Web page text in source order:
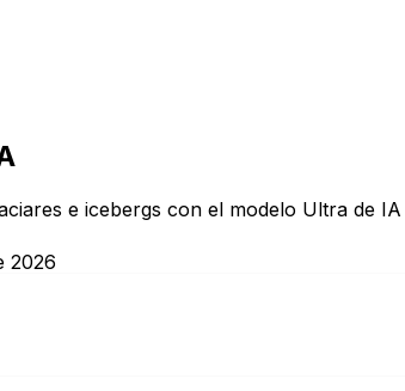
e icebergs con el modelo Ultra de
2026